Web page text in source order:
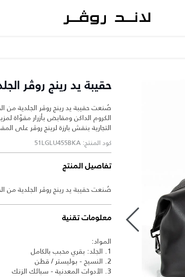
حقيبة يد رينج روڤر
صُنعت حقيبة يد رينج روڤر الجلدية من
الكروم الداكن ومقابض بأزرار مقوّاة
التجارية بنقش بارزة لرينج روڤر على
كود المنتج: 51LGLU455BKA
تفاصيل المنتج
صُنعت حقيبة يد رينج روڤر الجلدية من
معلومات تقنية
المواد:
1. الجلد: بقري محبب بالكامل
2. النسيج - بوليستر / قطن
3. الأدوات المعدنية - سبائك الزنك